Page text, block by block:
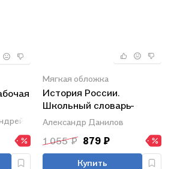
Лукутин, Александр Данилов
Мягкая обложка
История России.
Школьный словарь-
справочник. Учебное
пособие
Александр Данилов
1 055 ₽ 879 ₽
Купить